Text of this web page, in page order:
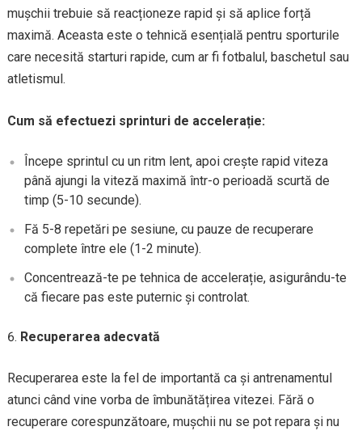
mușchii trebuie să reacționeze rapid și să aplice forță
maximă. Aceasta este o tehnică esențială pentru sporturile
care necesită starturi rapide, cum ar fi fotbalul, baschetul sau
atletismul.
Cum să efectuezi sprinturi de accelerație:
Începe sprintul cu un ritm lent, apoi crește rapid viteza
până ajungi la viteză maximă într-o perioadă scurtă de
timp (5-10 secunde).
Fă 5-8 repetări pe sesiune, cu pauze de recuperare
complete între ele (1-2 minute).
Concentrează-te pe tehnica de accelerație, asigurându-te
că fiecare pas este puternic și controlat.
Recuperarea adecvată
Recuperarea este la fel de importantă ca și antrenamentul
atunci când vine vorba de îmbunătățirea vitezei. Fără o
recuperare corespunzătoare, mușchii nu se pot repara și nu